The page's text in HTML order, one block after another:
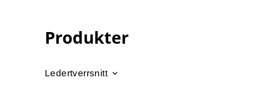
Produkter
Ledertverrsnitt